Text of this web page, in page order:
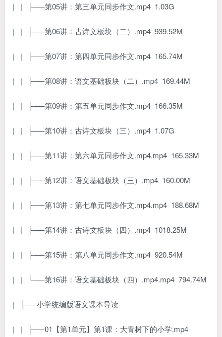
| | ├──第05讲：第三单元同步作文.mp4 1.03G
| | ├──第06讲：古诗文板块（二）.mp4 939.52M
| | ├──第07讲：第四单元同步作文.mp4 165.74M
| | ├──第08讲：语文基础板块（二）.mp4 169.44M
| | ├──第09讲：第五单元同步作文.mp4 166.35M
| | ├──第10讲：古诗文板块（三）.mp4 1.07G
| | ├──第11讲：第六单元同步作文.mp4.mp4 165.33M
| | ├──第12讲：语文基础板块（三）.mp4 160.00M
| | ├──第13讲：第七单元同步作文.mp4.mp4 188.68M
| | ├──第14讲：古诗文板块（四）.mp4 1018.25M
| | ├──第15讲：第八单元同步作文.mp4 920.54M
| | └──第16讲：语文基础板块（四）.mp4.mp4 794.74M
| ├──小学统编版语文课本导读
| | ├──01【第1单元】第1课：大青树下的小学.mp4